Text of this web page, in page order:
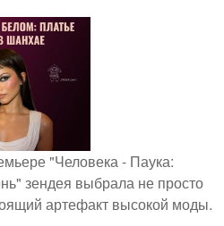
"Человека - Паука:
зендея выбрала не просто
артефакт высокой моды.